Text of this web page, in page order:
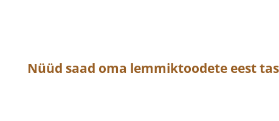
Nüüd saad oma lemmiktoodete eest